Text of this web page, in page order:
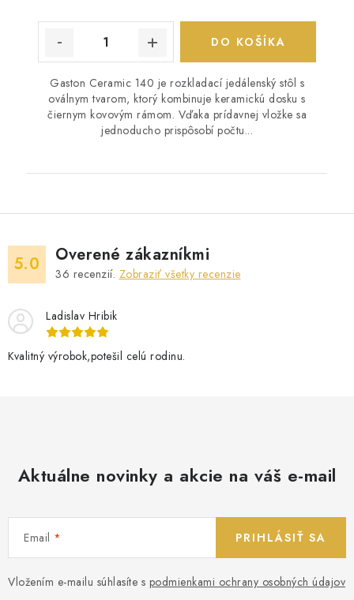
DO KOŠÍKA
Gaston Ceramic 140 je rozkladací jedálenský stôl s
oválnym tvarom, ktorý kombinuje keramickú dosku s
čiernym kovovým rámom. Vďaka prídavnej vložke sa
jednoducho prispôsobí počtu...
5.0 Overené zákazníkmi
36 recenzií. Zobraziť všetky recenzie
Ladislav Hribik
Kvalitný výrobok,potešil celú rodinu.
Aktuálne novinky a akcie na váš e-mail
Email
Vložením e-mailu súhlasíte s podmienkami ochrany osobných údajov
PRIHLÁSIŤ SA